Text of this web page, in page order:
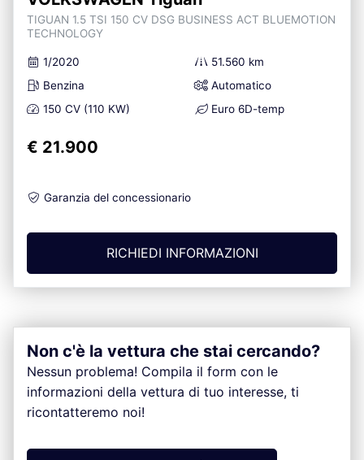
TIGUAN 1.5 TSI 150 CV DSG BUSINESS ACT BLUEMOTION
TECHNOLOGY
1/2020
51.560 km
Benzina
Automatico
150 CV (110 KW)
Euro 6D-temp
€ 21.900
Garanzia del concessionario
RICHIEDI INFORMAZIONI
Non c'è la vettura che stai cercando?
Nessun problema! Compila il form con le
informazioni della vettura di tuo interesse, ti
ricontatteremo noi!